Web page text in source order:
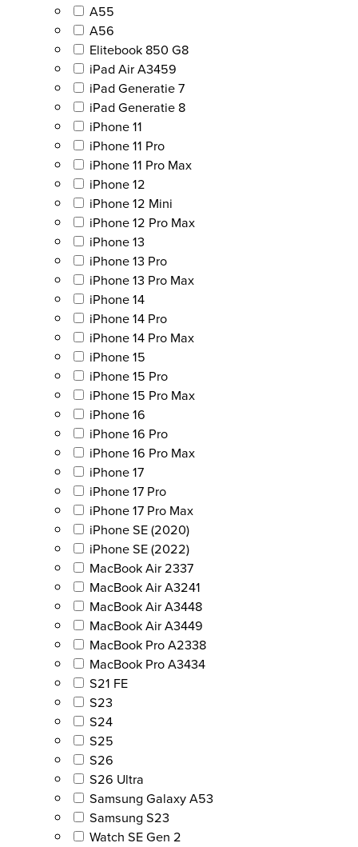
A55
A56
Elitebook 850 G8
iPad Air A3459
iPad Generatie 7
iPad Generatie 8
iPhone 11
iPhone 11 Pro
iPhone 11 Pro Max
iPhone 12
iPhone 12 Mini
iPhone 12 Pro Max
iPhone 13
iPhone 13 Pro
iPhone 13 Pro Max
iPhone 14
iPhone 14 Pro
iPhone 14 Pro Max
iPhone 15
iPhone 15 Pro
iPhone 15 Pro Max
iPhone 16
iPhone 16 Pro
iPhone 16 Pro Max
iPhone 17
iPhone 17 Pro
iPhone 17 Pro Max
iPhone SE (2020)
iPhone SE (2022)
MacBook Air 2337
MacBook Air A3241
MacBook Air A3448
MacBook Air A3449
MacBook Pro A2338
MacBook Pro A3434
S21 FE
S23
S24
S25
S26
S26 Ultra
Samsung Galaxy A53
Samsung S23
Watch SE Gen 2